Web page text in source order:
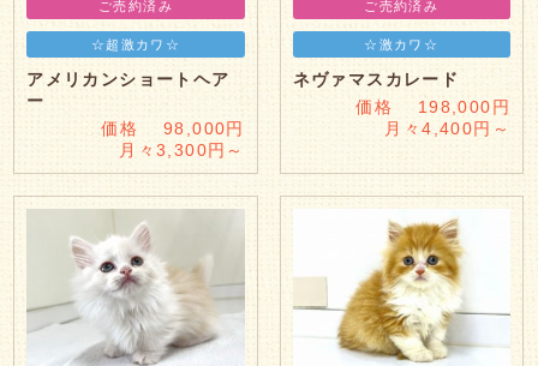
ご売約済み
☆超激カワ☆
アメリカンショートヘア
ー
価格 98,000円
月々3,300円～
ご売約済み
☆激カワ☆
ネヴァマスカレード
価格 198,000円
月々4,400円～